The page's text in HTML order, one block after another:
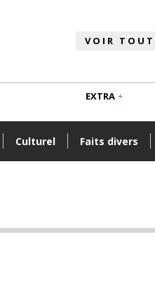
Culturel Faits divers
EXTRA